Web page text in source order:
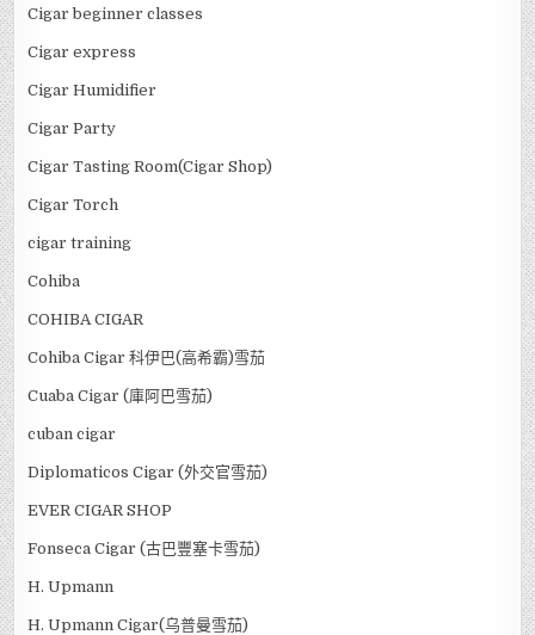
Cigar beginner classes
Cigar express
Cigar Humidifier
Cigar Party
Cigar Tasting Room(Cigar Shop)
Cigar Torch
cigar training
Cohiba
COHIBA CIGAR
Cohiba Cigar 科伊巴(高希霸)雪茄
Cuaba Cigar (庫阿巴雪茄)
cuban cigar
Diplomaticos Cigar (外交官雪茄)
EVER CIGAR SHOP
Fonseca Cigar (古巴豐塞卡雪茄)
H. Upmann
H. Upmann Cigar(乌普曼雪茄)